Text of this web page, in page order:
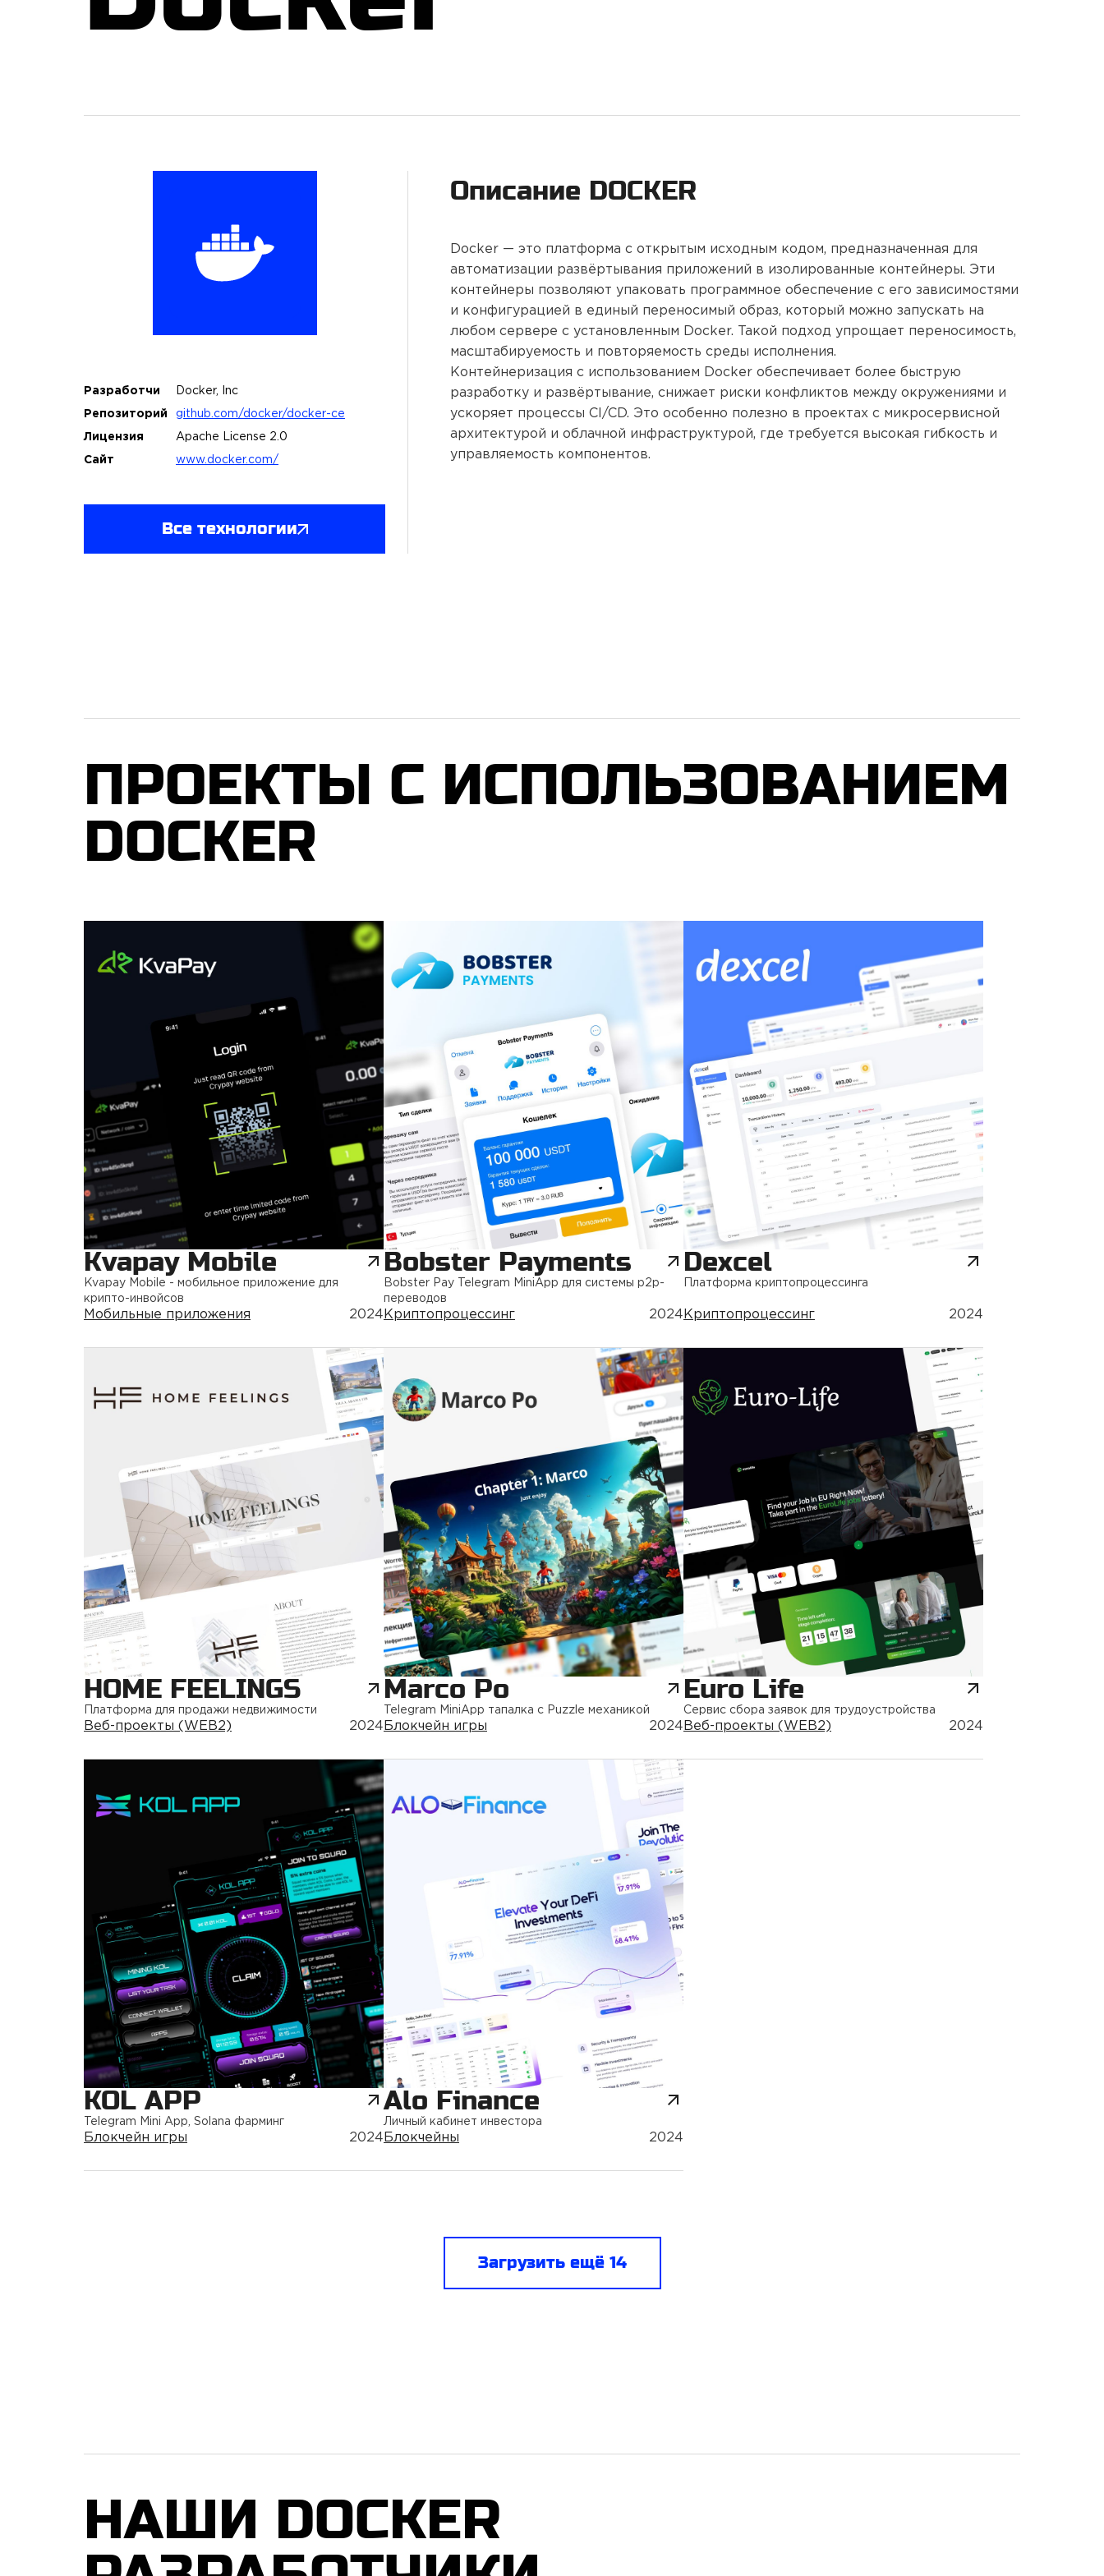
Разработчи Docker, Inc
Репозиторий github.com/docker/docker-ce
Лицензия Apache License 2.0
Сайт www.docker.com/
Описание DOCKER
Docker — это платформа с открытым исходным кодом, предназначенная для
автоматизации развёртывания приложений в изолированные контейнеры. Эти
контейнеры позволяют упаковать программное обеспечение с его зависимостями
и конфигурацией в единый переносимый образ, который можно запускать на
любом сервере с установленным Docker. Такой подход упрощает переносимость,
масштабируемость и повторяемость среды исполнения.
Контейнеризация с использованием Docker обеспечивает более быструю
разработку и развёртывание, снижает риски конфликтов между окружениями и
ускоряет процессы CI/CD. Это особенно полезно в проектах с микросервисной
архитектурой и облачной инфраструктурой, где требуется высокая гибкость и
управляемость компонентов.
Все технологии
ПРОЕКТЫ С ИСПОЛЬ­ЗО­ВА­НИ­ЕМ
DOCKER
Kvapay Mobile
Kvapay Mobile - мобильное приложение для
крипто-инвойсов
Мобильные приложения 2024
Bobster Payments
Bobster Pay Telegram MiniApp для системы p2p-
переводов
Криптопроцессинг 2024
Dexcel
Платформа криптопроцессинга
Криптопроцессинг 2024
HOME FEELINGS
Платформа для продажи недвижимости
Веб-проекты (WEB2) 2024
Marco Po
Telegram MiniApp тапалка с Puzzle механикой
Блокчейн игры 2024
Euro Life
Сервис сбора заявок для трудоустройства
Веб-проекты (WEB2) 2024
KOL APP
Telegram Mini App, Solana фарминг
Блокчейн игры 2024
Alo Finance
Личный кабинет инвестора
Блокчейны 2024
Загрузить ещё 14
НАШИ DOCKER